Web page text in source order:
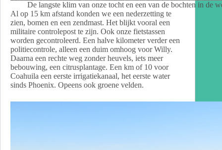
De langste klim van onze tocht en een van de bochten in de
Al op 15 km afstand konden we een nederzetting te
zien, bomen en een zendmast. Het blijkt vooral een
militaire controlepost te zijn. Ook onze fietstassen
worden gecontroleerd. Een halve kilometer verder een
politiecontrole, alleen een duim omhoog voor Willy.
Daarna een rechte weg zonder heuvels, iets meer
bebouwing, een citrusplantage. Een km of 10 voor
Coahuila een eerste irrigatiekanaal, het eerste water
sinds Phoenix. Opeens ook groene velden.